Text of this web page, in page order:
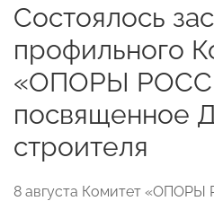
Состоялось
профильного
«ОПОРЫ
посвященное
строителя
8 августа Комитет